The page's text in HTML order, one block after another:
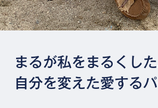
まるが私をまるくし
自分を変えた愛する